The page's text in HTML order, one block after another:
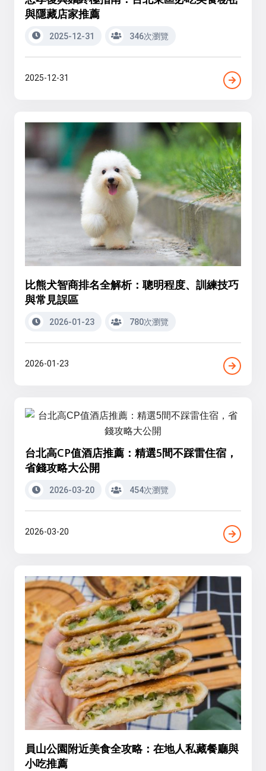
與隱藏店家推薦
2025-12-31 346次瀏覽
2025-12-31
比熊犬智商排名全解析：聰明程度、訓練技巧
與常見誤區
2026-01-23 780次瀏覽
2026-01-23
台北高CP值酒店推薦：精選5間不踩雷住宿，
省錢攻略大公開
2026-03-20 454次瀏覽
2026-03-20
員山公園附近美食全攻略：在地人私藏餐廳與
小吃推薦